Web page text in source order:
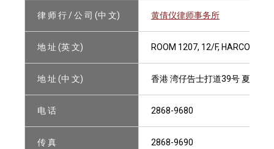
律 师 行 / 公 司 (中 文) 黄倩仪律师事务所
地 址 (英 文) ROOM 1207, 12/F, HARCOURT
地 址 (中 文) 香港 湾仔告士打道39号 夏悫大
电 话 2868-9680
传 真 2868-9690